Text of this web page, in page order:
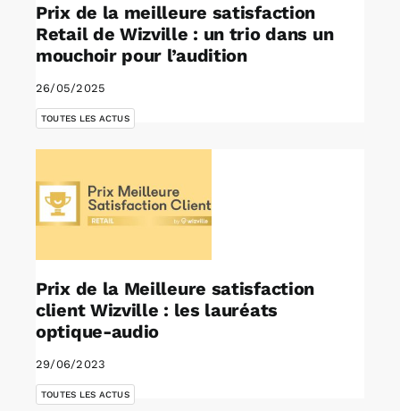
Prix de la meilleure satisfaction
Retail de Wizville : un trio dans un
mouchoir pour l’audition
26/05/2025
TOUTES LES ACTUS
Prix de la Meilleure satisfaction
client Wizville : les lauréats
optique-audio
29/06/2023
TOUTES LES ACTUS